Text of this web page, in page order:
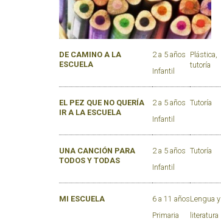
DE CAMINO A LA
ESCUELA
2 a 5 años
Infantil
Plástica,
tutoría
EL PEZ QUE NO QUERÍA
IR A LA ESCUELA
2 a 5 años
Infantil
Tutoría
UNA CANCIÓN PARA
TODOS Y TODAS
2 a 5 años
Infantil
Tutoría
MI ESCUELA
6 a 11 años
Primaria
Lengua y
literatura